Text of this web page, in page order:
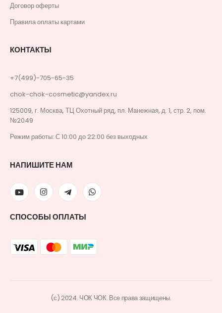
Договор оферты
Правила оплаты картами
КОНТАКТЫ
+7(499)-705-65-35
chok-chok-cosmetic@yandex.ru
125009, г. Москва, ТЦ Охотный ряд, пл. Манежная, д. 1, стр. 2, пом.
№2049
Режим работы: С 10:00 до 22:00 без выходных
НАПИШИТЕ НАМ
СПОСОБЫ ОПЛАТЫ
(с) 2024. ЧОК ЧОК. Все права защищены.